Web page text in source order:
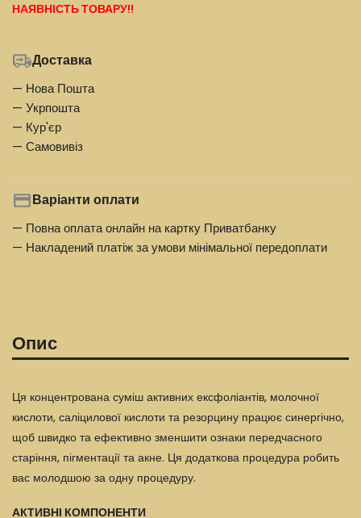
НАЯВНІСТЬ ТОВАРУ!!
Доставка
— Нова Пошта
— Укрпошта
— Кур'єр
— Самовивіз
Варіанти оплати
— Повна оплата онлайн на картку Приватбанку
— Накладений платіж за умови мінімальної передоплати
Опис
Ця концентрована суміш активних ексфоліантів, молочної
кислоти, саліцилової кислоти та резорцину працює синергічно,
щоб швидко та ефективно зменшити ознаки передчасного
старіння, пігментації та акне. Ця додаткова процедура робить
вас молодшою ​​за одну процедуру.
АКТИВНІ КОМПОНЕНТИ